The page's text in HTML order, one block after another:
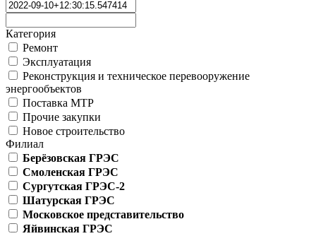
Категория
Ремонт
Эксплуатация
Реконструкция и техническое перевооружение
энергообъектов
Поставка МТР
Прочие закупки
Новое строительство
Филиал
Берёзовская ГРЭС
Смоленская ГРЭС
Сургутская ГРЭС-2
Шатурская ГРЭС
Московское представительство
Яйвинская ГРЭС